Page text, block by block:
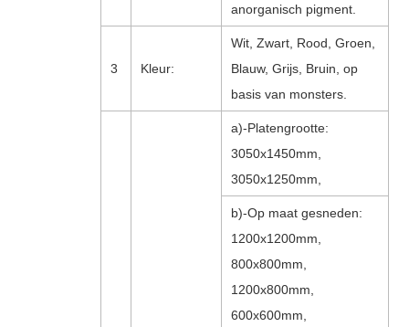
anorganisch pigment.
3 Kleur:
Wit, Zwart, Rood, Groen,
Blauw, Grijs, Bruin, op
basis van monsters.
a)-Platengrootte:
3050x1450mm,
3050x1250mm,
b)-Op maat gesneden:
1200x1200mm,
800x800mm,
1200x800mm,
600x600mm,